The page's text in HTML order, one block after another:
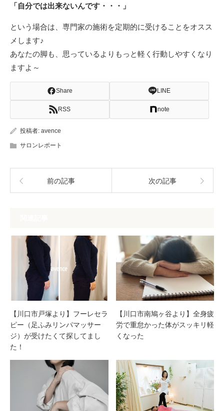
「自分では出来ないんです・・・」
という場合は、専門家の施術を定期的に受けることをオスス
メします♪
あなたの脚も、思っているよりもっと軽く行動しやすくなり
ますよ～
Share LINE
RSS note
投稿者: avence
サロンレポート
前の記事 次の記事
【川口市戸塚より】フーレセラ
ピー（足ふみリンパマッサー
ジ）が受けたくて探してまし
た！
【川口市南鳩ヶ谷より】全身疲
労で重怠かった体がスッキリ軽
くなった